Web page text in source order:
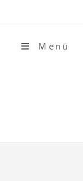
Menü